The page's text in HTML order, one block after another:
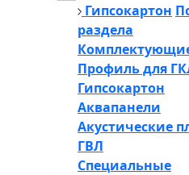
Гипсокартон
раздела
Профиль для
Гипсокартон
Аквапанели
Акустические
ГВЛ
Специальные